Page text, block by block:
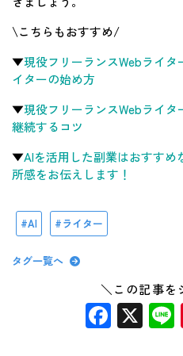
\こちらもおすすめ/
▼現役フリーランスWebライ
イターの始め方
▼現役フリーランスWebライ
継続するコツ
▼AIを活用した副業はおすす
所感をお伝えします！
AI ライター
タグ一覧へ
＼この記事を
X